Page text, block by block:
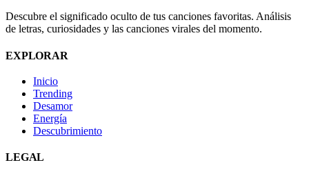
Descubre el significado oculto de tus canciones favoritas. Análisis
de letras, curiosidades y las canciones virales del momento.
EXPLORAR
Inicio
Trending
Desamor
Energía
Descubrimiento
LEGAL